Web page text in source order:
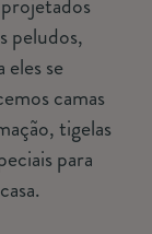
peludos,
se
camas
tigelas
para